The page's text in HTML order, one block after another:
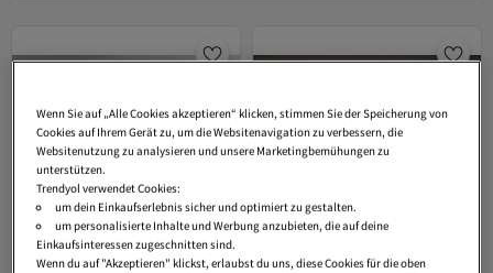
Wenn Sie auf „Alle Cookies akzeptieren“ klicken, stimmen Sie der Speicherung von
Cookies auf Ihrem Gerät zu, um die Websitenavigation zu verbessern, die
Websitenutzung zu analysieren und unsere Marketingbemühungen zu
unterstützen.
Trendyol verwendet Cookies:
um dein Einkaufserlebnis sicher und optimiert zu gestalten.
um personalisierte Inhalte und Werbung anzubieten, die auf deine
Einkaufsinteressen zugeschnitten sind.
Wenn du auf "Akzeptieren" klickst, erlaubst du uns, diese Cookies für die oben